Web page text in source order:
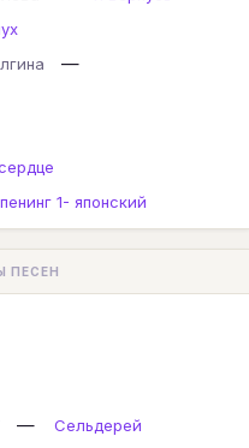
—
1- японский
ПЕСЕН
—
Сельдерей